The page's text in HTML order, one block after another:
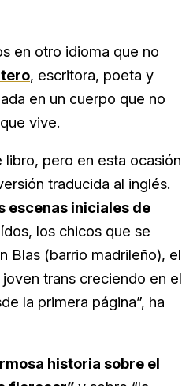
en otro idioma que no
, escritora, poeta y
en un cuerpo que no
vive.
pero en esta ocasión
traducida al inglés.
escenas iniciales de
los chicos que se
Blas (barrio madrileño), el
trans creciendo en el
la primera página”, ha
historia sobre el